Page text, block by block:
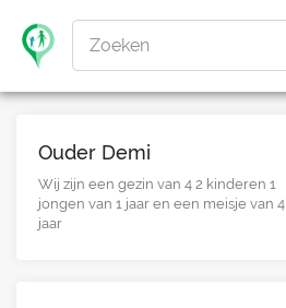
Zoeken
Ouder Demi
Wij zijn een gezin van 4 2 kinderen 1
jongen van 1 jaar en een meisje van 4
jaar